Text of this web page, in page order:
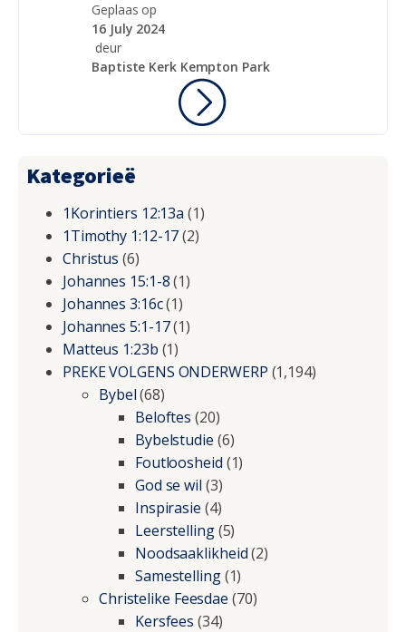
Geplaas op
16 July 2024
deur
Baptiste Kerk Kempton Park
Kategorieë
1Korintiers 12:13a (1)
1Timothy 1:12-17(2)
Christus (6)
Johannes 15:1-8(1)
Johannes 3:16c(1)
Johannes 5:1-17(1)
Matteus 1:23b (1)
PREKE VOLGENS ONDERWERP (1,194)
Bybel(68)
Beloftes (20)
Bybelstudie (6)
Foutloosheid (1)
God se wil (3)
Inspirasie (4)
Leerstelling(5)
Noodsaaklikheid(2)
Samestelling(1)
Christelike Feesdae (70)
Kersfees (34)